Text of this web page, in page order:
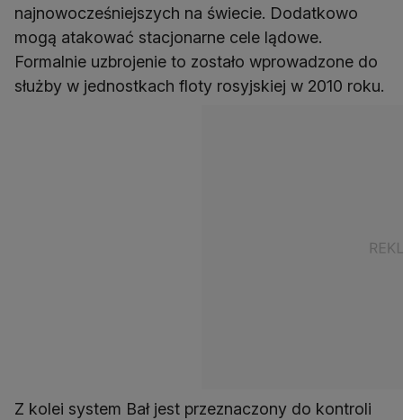
najnowocześniejszych na świecie. Dodatkowo
mogą atakować stacjonarne cele lądowe.
Formalnie uzbrojenie to zostało wprowadzone do
służby w jednostkach floty rosyjskiej w 2010 roku.
Z kolei system Bał jest przeznaczony do kontroli